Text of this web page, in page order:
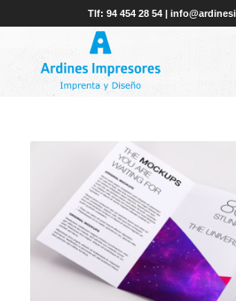
Tlf: 94 454 28 54 |